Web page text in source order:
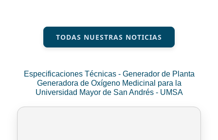
TODAS NUESTRAS NOTICIAS
Especificaciones Técnicas - Generador de Planta
Generadora de Oxígeno Medicinal para la
Universidad Mayor de San Andrés - UMSA